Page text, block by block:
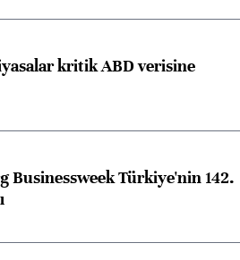
kritik ABD verisine
Businessweek Türkiye'nin 142.